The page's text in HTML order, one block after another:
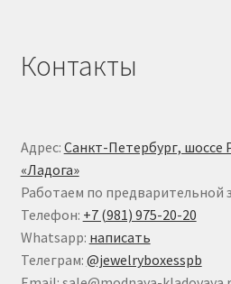
Контакты
Адрес: Санкт-Петербург, шоссе
«Ладога»
Работаем по предварительной
Телефон: +7 (981) 975-20-20
Whatsapp: написать
Телеграм: @jewelryboxesspb